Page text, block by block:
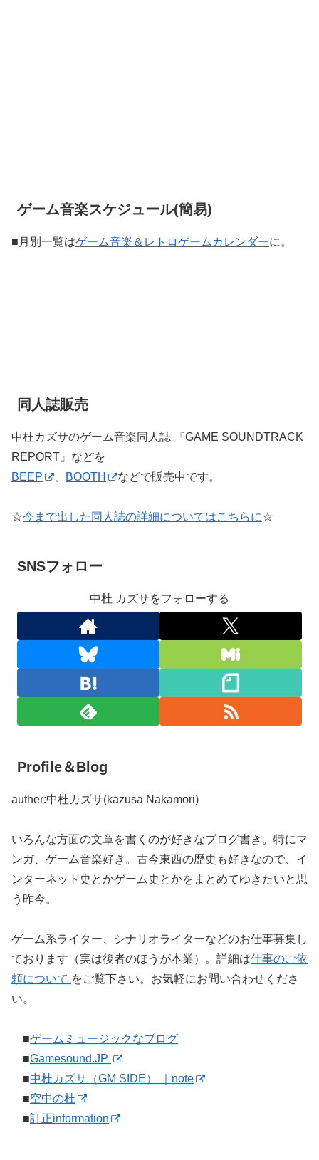
ゲーム音楽スケジュール(簡易)
■月別一覧はゲーム音楽＆レトロゲームカレンダーに。
同人誌販売
中杜カズサのゲーム音楽同人誌 『GAME SOUNDTRACK
REPORT』などを
BEEP
BOOTH などで販売中です。
☆今まで出した同人誌の詳細についてはこちらに☆
SNSフォロー
中杜 カズサをフォローする
Profile＆Blog
auther:中杜カズサ(kazusa Nakamori)
いろんな方面の文章を書くのが好きなブログ書き。特にマ
ンガ、ゲーム音楽好き。古今東西の歴史も好きなので、イ
ンターネット史とかゲーム史とかをまとめてゆきたいと思
う昨今。
ゲーム系ライター、シナリオライターなどのお仕事募集し
ております（実は後者のほうが本業）。詳細は仕事のご依
頼について をご覧下さい。お気軽にお問い合わせくださ
い。
■ゲームミュージックなブログ
■Gamesound.JP
■中杜カズサ（GM SIDE） ｜note
■空中の杜
■訂正information